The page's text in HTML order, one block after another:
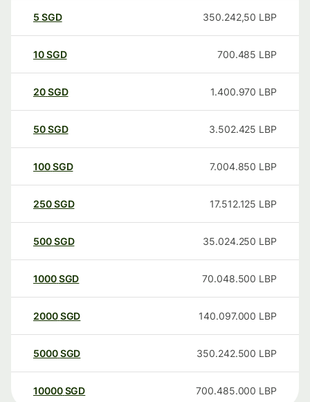
5 SGD 350.242,50 LBP
10SGD 700.485 LBP
20SGD 1.400.970 LBP
50SGD 3.502.425 LBP
100SGD 7.004.850 LBP
250SGD 17.512.125 LBP
500SGD 35.024.250 LBP
1000SGD 70.048.500 LBP
2000SGD 140.097.000 LBP
5000SGD 350.242.500 LBP
10000 SGD 700.485.000 LBP